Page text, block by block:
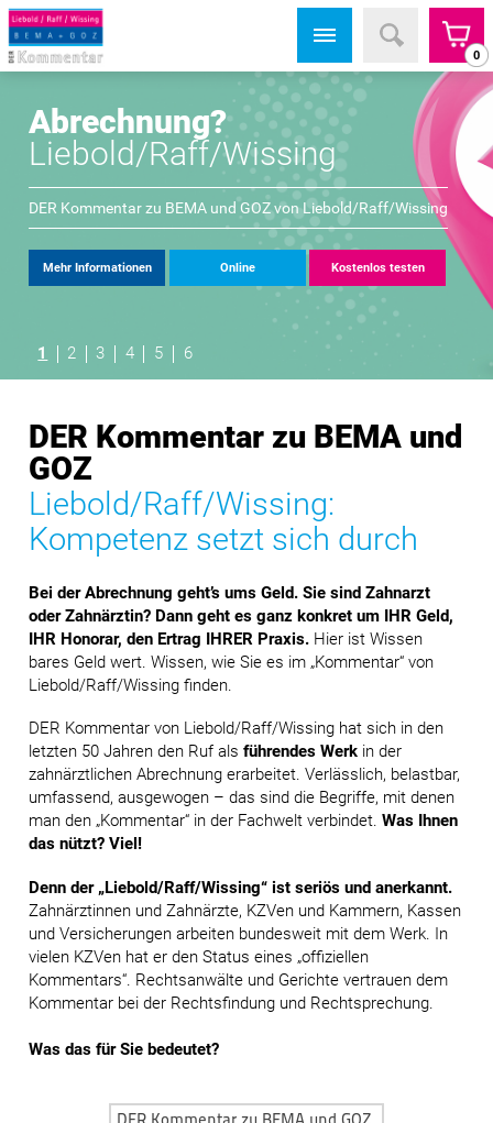
0
1 2 3 4 5 6
Abrechnung?
Liebold/Raff/Wissing
DER Kommentar zu BEMA und GOZ vonLiebold/Raff/Wissing
Mehr Informationen Online Kostenlos testen
DER Kommentar zu BEMA und
GOZ
Liebold/Raff/Wissing:
Kompetenz setzt sich durch
Bei der Abrechnung geht’s ums Geld. Sie sind Zahnarzt
oder Zahnärztin? Dann geht es ganz konkret um IHR Geld,
IHR Honorar, den Ertrag IHRER Praxis. Hier ist Wissen
bares Geld wert. Wissen, wie Sie es im „Kommentar“ von
Liebold/Raff/Wissing finden.
DER Kommentar von Liebold/Raff/Wissing hat sich in den
letzten 50 Jahren den Ruf alsführendes Werk in der
zahnärztlichen Abrechnung erarbeitet. Verlässlich, belastbar,
umfassend, ausgewogen – das sind die Begriffe, mit denen
man den „Kommentar“ in der Fachwelt verbindet.Was Ihnen
das nützt? Viel!
Denn der „Liebold/Raff/Wissing“ ist seriös und anerkannt.
Zahnärztinnen und Zahnärzte, KZVen und Kammern, Kassen
und Versicherungen arbeiten bundesweit mit dem Werk. In
vielen KZVen hat er den Status eines „offiziellen
Kommentars“. Rechtsanwälte und Gerichte vertrauen dem
Kommentar bei der Rechtsfindung und Rechtsprechung.
Was das für Sie bedeutet?